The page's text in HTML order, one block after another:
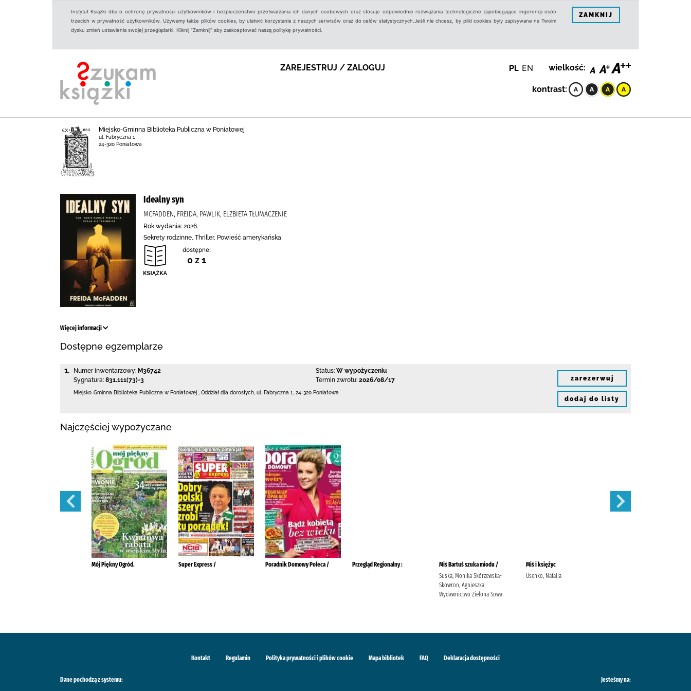
Instytut Książki dba o ochronę prywatności użytkowników i bezpieczeństwo przetwarzania ich danych osobowych oraz stosuje odpowiednie rozwiązania technologiczne zapobiegające ingerencji osób
trzecich w prywatność użytkowników. Używamy także plików cookies, by ułatwić korzystanie z naszych serwisów oraz do celów statystycznych.Jeśli nie chcesz, by pliki cookies były zapisywane na Twoim
dysku zmień ustawienia swojej przeglądarki. Kliknij "Zamknij" aby zaakceptować naszą politykę prywatności.
ZAMKNIJ
ZAREJESTRUJ / ZALOGUJ PL EN wielkość:
kontrast:
Miejsko-Gminna Biblioteka Publiczna w Poniatowej
ul. Fabryczna 1
24-320 Poniatowa
Idealny syn
MCFADDEN, FREIDA, PAWLIK, ELŻBIETA TŁUMACZENIE
Rok wydania: 2026.
Sekrety rodzinne, Thriller, Powieść amerykańska
dostępne:
0 z 1
Więcej informacji
Dostępne egzemplarze
1. Numer inwentarzowy: M36742
Sygnatura: 831.111(73)-3
Status: W wypożyczeniu
Termin zwrotu: 2026/08/17
Miejsko-Gminna Biblioteka Publiczna w Poniatowej Oddział dla dorosłych, ul. Fabryczna 1 24-320 Poniatowa
zarezerwuj
dodaj do listy
Najczęściej wypożyczane
Mój Piękny Ogród. Super Express / Poradnik Domowy Poleca / Przegląd Regionalny :
Miś Bartuś szuka miodu /
Suska, Monika Skórzewska-
Skowron, Agnieszka
Wydawnictwo Zielona Sowa
Miś i księżyc
Usenko, Natalia
Kontakt Regulamin Polityka prywatności i plików cookie Mapa bibliotek FAQ Deklaracja dostępności
Dane pochodzą z systemu: Jesteśmy na: